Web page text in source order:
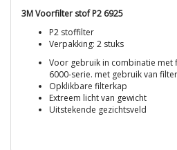
3M Voorfilter stof P2 6925
P2 stoffilter
Verpakking: 2 stuks
Voor gebruik in combinatie met
6000-serie. met gebruik van
Opklikbare filterkap
Extreem licht van gewicht
Uitstekende gezichtsveld